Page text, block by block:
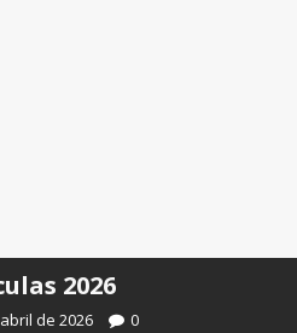
2026
de 2026
0